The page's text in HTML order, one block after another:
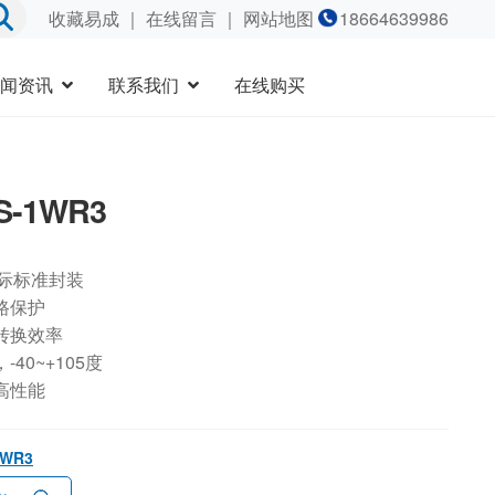
收藏易成｜ 在线留言｜ 网站地图 18664639986
资讯 联系我们 在线购买
1WR3
标准封装
保护
换效率
-40~+105度
性能